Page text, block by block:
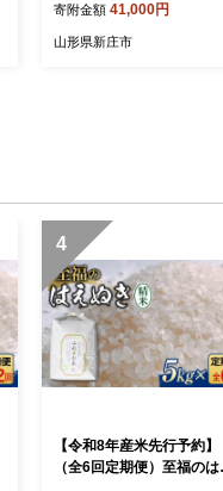
Mサイズ 綿100％ 長袖 紳士
用 日本製 メイドインジャパ
寄附金額 41,000円
山形県新庄市
4
【令和8年産米先行予約】
（全6回定期便）至福のは